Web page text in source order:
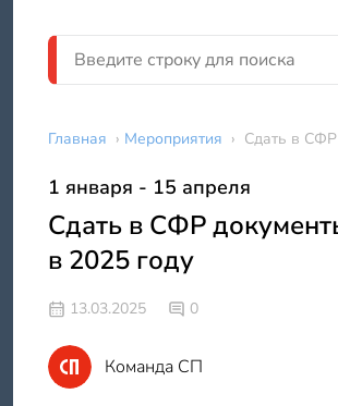
Главная › Мероприятия › Сдать в СФР
1 января - 15 апреля
Сдать в СФР
в 2025 году
13.03.2025 0
Команда СП